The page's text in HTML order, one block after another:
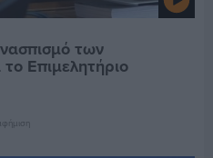
των
το Επιμελητήριο